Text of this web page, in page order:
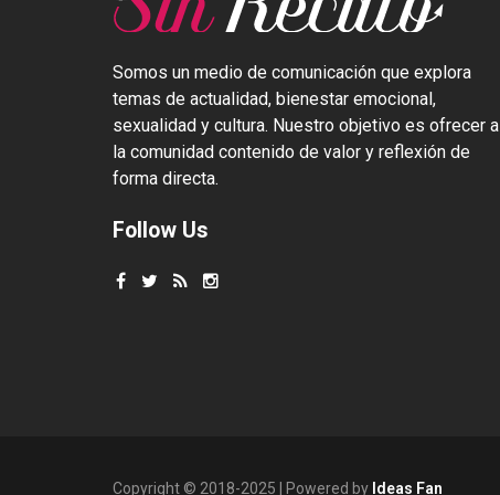
Somos un medio de comunicación que explora
temas de actualidad, bienestar emocional,
sexualidad y cultura. Nuestro objetivo es ofrecer a
la comunidad contenido de valor y reflexión de
forma directa.
Follow Us
Copyright © 2018-2025 | Powered by Ideas Fan